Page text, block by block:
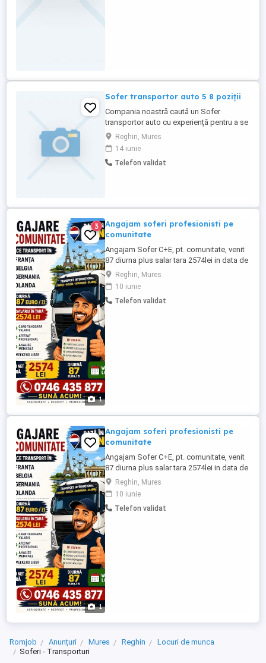
Sofer transportor auto 5 8 poziții
Compania noastră caută un Sofer
transportor auto cu experiență pentru a se
alătura echipei noastre. Candidatul ideal
va fi responsabil pentru transportul sigur
și eficient al autovehiculelor între diverse
locații. **Responsabilități:** * Operarea
Reghin, Mures
14 iunie
Telefon validat
1
3
Angajam soferi profesionisti pe
comunitate
Angajam Sofer C+E, pt. comunitate, venit
87 diurna plus salar tara 2574lei in data de
15 ale luni Firma SC VALENTIN TRANS
SRL CAMIONELE SUNT euro 6, angajeaza
soferi C+E, cu experiență.atestat marfa si
cu experienta Tel: ferim: Seriozitate.nu
Reghin, Mures
10 iunie
Telefon validat
1
Angajam soferi profesionisti pe
comunitate
Angajam Sofer C+E, pt. comunitate, venit
87 diurna plus salar tara 2574lei in data de
15 ale luni Firma SC VALENTIN TRANS
SRL CAMIONELE SUNT euro 6, angajeaza
soferi C+E, cu experiență.atestat marfa si
cu experienta Tel: ferim: Seriozitate.nu
Reghin, Mures
10 iunie
Telefon validat
Romjob Anunțuri Mures Reghin
Locuri de munca
Soferi - Transporturi